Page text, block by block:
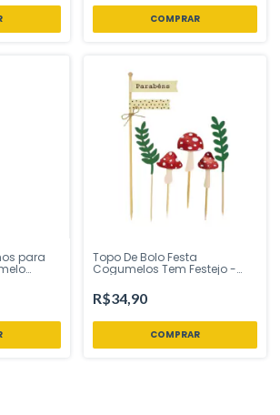
para Topo De Bolo Festa
Cogumelos Tem Festejo -
R$34,90